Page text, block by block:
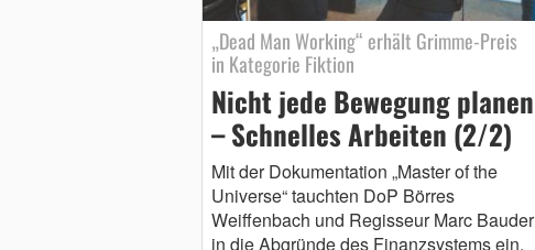
„Dead Man Working“ erhält Grimme-Preis
in Kategorie Fiktion
Nicht jede Bewegung planen
– Schnelles Arbeiten (2/2)
Mit der Dokumentation „Master of the
Universe“ tauchten DoP Börres
Weiffenbach und Regisseur Marc Bauder
in die Abgründe des Finanzsystems ein.